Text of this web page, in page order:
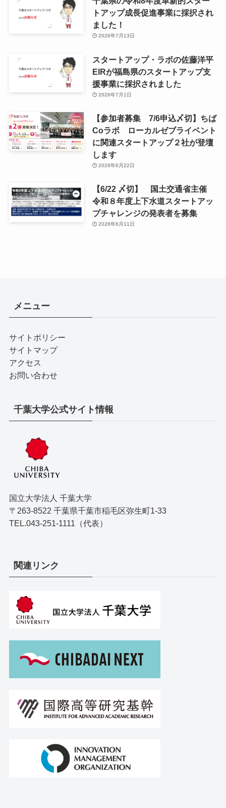
トアップ成⻑促進事業に採択され
ました！
2026年7月13日
スタートアップ・ラボの佐藤洋平
EIRが福島県のスタートアップ支
援事業に採択されました
2026年7月1日
【参加者募集 7/6申込〆切】ちば
Coラボ ローカルゼブライベント
に関連スタートアップ２社が登壇
します
2026年6月22日
【6/22 〆切】 国土交通省主催
令和８年度上下水道スタートアッ
プチャレンジの発表者を募集
2026年6月11日
メニュー
サイトポリシー
サイトマップ
アクセス
お問い合わせ
千葉大学公式サイト情報
国立大学法人 千葉大学
〒263-8522 千葉県千葉市稲毛区弥生町1-33
TEL.043-251-1111（代表）
関連リンク